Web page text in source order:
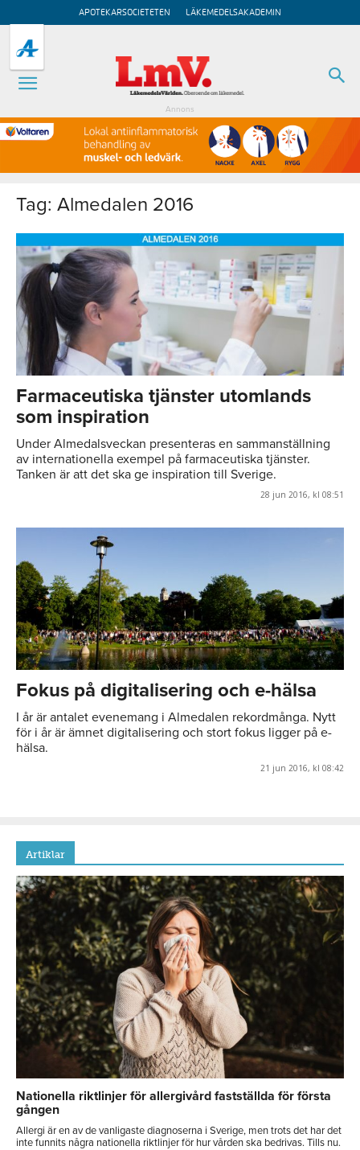
APOTEKARSOCIETETEN LÄKEMEDELSAKADEMIN
Annons
Tag: Almedalen 2016
Farmaceutiska tjänster utomlands
som inspiration
Under Almedalsveckan presenteras en sammanställning
av internationella exempel på farmaceutiska tjänster.
Tanken är att det ska ge inspiration till Sverige.
28 jun 2016, kl 08:51
Fokus på digitalisering och e-hälsa
I år är antalet evenemang i Almedalen rekordmånga. Nytt
för i år är ämnet digitalisering och stort fokus ligger på e-
hälsa.
21 jun 2016, kl 08:42
Artiklar
Nationella riktlinjer för allergivård fastställda för första
gången
Allergi är en av de vanligaste diagnoserna i Sverige, men trots det har det
inte funnits några nationella riktlinjer för hur vården ska bedrivas. Tills nu.